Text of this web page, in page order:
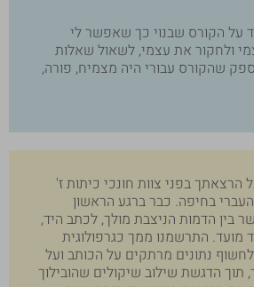
על הקורס שבנוי כך שאפשר לי
ולחקור את עצמי, לשאול שאלות
ספק שהקורס עבורי היה מצמיח, פורה,
הרצאתך בפני צוות חונכי כיתות ז'
בחיפה. כבר ברגע הראשון
בין הדמות הניצבת מולך, לכתב היד,
מועד. התרשמנו ממך כגרפולוגית
נתונים מרתקים על הכותב ועל
תוך הדגשת שילוב שיקולים שהובילוך